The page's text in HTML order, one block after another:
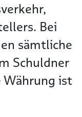
Bei
sämtliche
Schuldner
ist